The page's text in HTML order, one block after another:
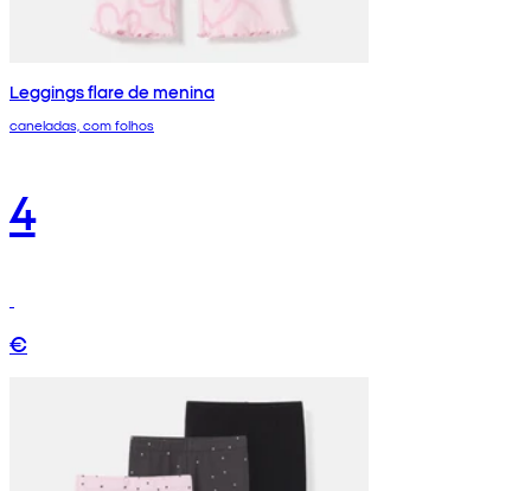
Leggings flare de menina
caneladas, com folhos
4
€